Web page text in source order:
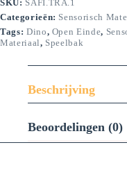
SKU: SAFI.TRA.1
Categorieën: Sensorisch
Tags: Dino, Open Einde,
Materiaal, Speelbak
Beschrijving
Beoordelingen (0)